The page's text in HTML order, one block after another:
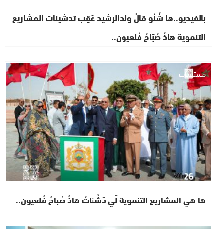
بالفيديو..ها شْنُو قالْ ولدالرشيد عَقِبَ تدشينات المشاريع
التنموية هاذْ صْبَاحْ فْلعيون..
مستجدات
ها هي المشاريع التنموية لِّي دّشْنَاتْ هاذْ صْبَاحْ فْلعيون..